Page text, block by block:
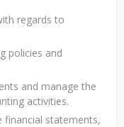
regards to
policies and
and manage the
activities.
financial statements,